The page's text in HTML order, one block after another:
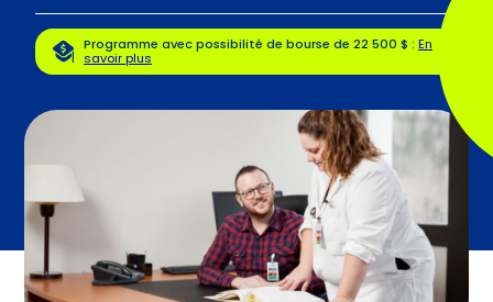
Programme avec possibilité de bourse de 22 500 $ : En
savoir plus